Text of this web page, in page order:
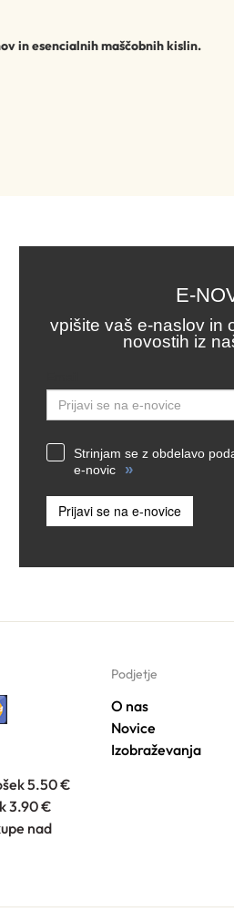
in esencialnih maščobnih kislin.
E-
vpišite vaš e-naslov in
novostih iz
Strinjam se z obdelavo
e-novic
»
Prijavi se na e-novice
5.50 €
3.90 €
nad
Podjetje
O nas
Novice
Izobraževanja